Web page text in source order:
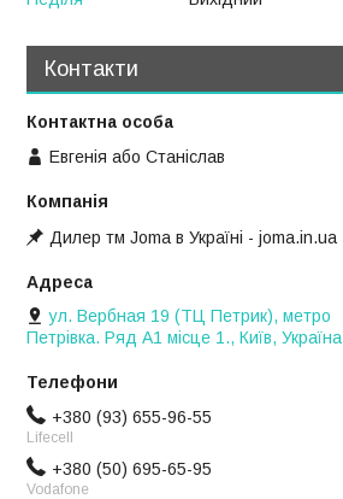
Контакти
Евгенія або Станіслав
Дилер тм Joma в Україні - joma.in.ua
ул. Вербная 19 (ТЦ Петрик), метро
Петрівка. Ряд А1 місце 1., Київ, Україна
+380 (93) 655-96-55
Lifecell
+380 (50) 695-65-95
Vodafone